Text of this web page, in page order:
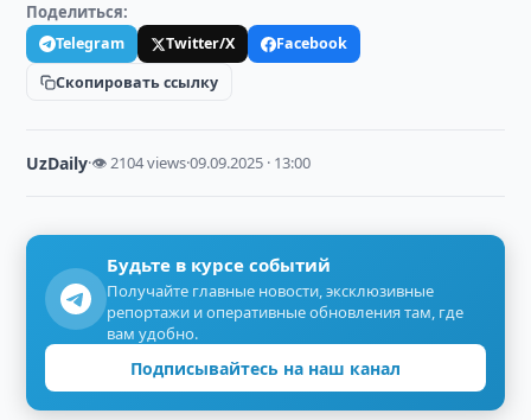
Поделиться:
Telegram Twitter/X
Facebook
Скопировать ссылку
UzDaily·👁 2104 views·09.09.2025 · 13:00
Будьте в курсе событий
Получайте главные новости, эксклюзивные
репортажи и оперативные обновления там, где
вам удобно.
Подписывайтесь на наш канал